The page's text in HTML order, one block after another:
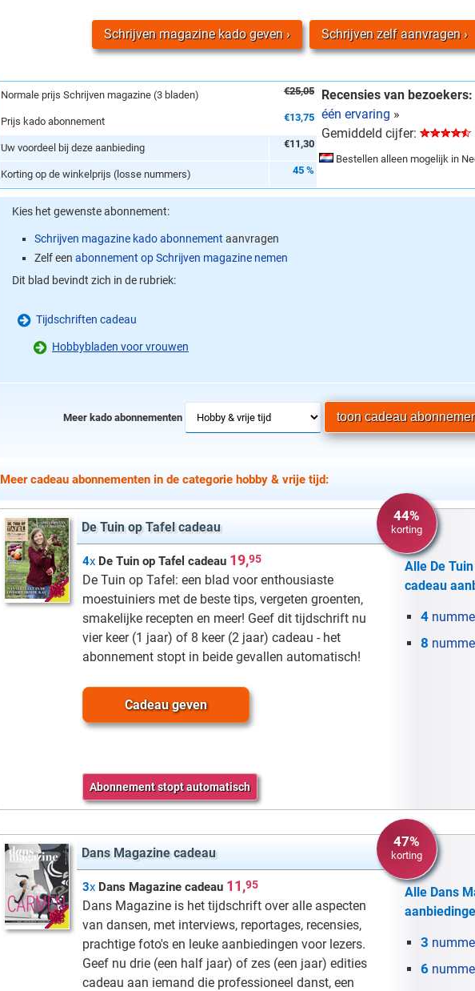
Schrijven magazine kado geven Schrijven zelf aanvragen
Normale prijs Schrijven magazine (3 bladen) €25,05
Prijs kado abonnement €13,75
Uw voordeel bij deze aanbieding €11,30
Korting op de winkelprijs (losse nummers) 45 %
Recensies van bezoekers:
één ervaring »
Gemiddeld cijfer:
Bestellen alleen mogelijk in
Kies het gewenste abonnement:
Schrijven magazine kado abonnement aanvragen
Zelf een abonnement op Schrijven magazine nemen
Dit blad bevindt zich in de rubriek:
Tijdschriften cadeau
Hobbybladen voor vrouwen
Meer kado abonnementen
Meer cadeau abonnementen in de categorie hobby & vrije tijd:
De Tuin op Tafel cadeau
4x De Tuin op Tafel cadeau 19,95
De Tuin op Tafel: een blad voor enthousiaste
moestuiniers met de beste tips, vergeten groenten,
smakelijke recepten en meer! Geef dit tijdschrift nu
vier keer (1 jaar) of 8 keer (2 jaar) cadeau - het
abonnement stopt in beide gevallen automatisch!
Cadeau geven
44%
korting
Alle De
cadeau
4
8
Abonnement stopt automatisch
Dans Magazine cadeau
3x Dans Magazine cadeau 11,95
Dans Magazine is het tijdschrift over alle aspecten
van dansen, met interviews, reportages, recensies,
prachtige foto's en leuke aanbiedingen voor lezers.
Geef nu drie (een half jaar) of zes (een jaar) edities
cadeau aan iemand die professioneel danst, een
47%
korting
Alle Dans
3
6